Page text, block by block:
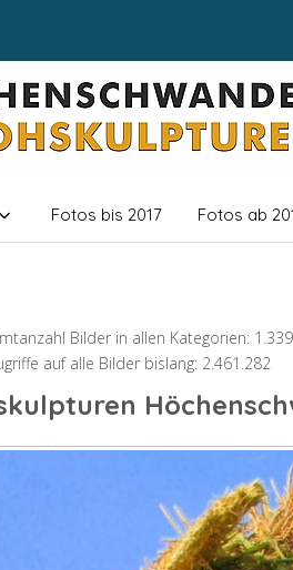
Fotos bis 2017 Fotos ab
Bilder in allen Kategorien: 1.339
auf alle Bilder bislang: 2.461.282